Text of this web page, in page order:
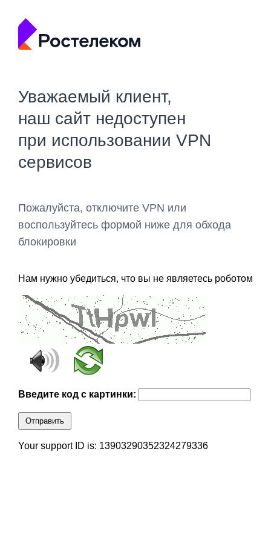
Уважаемый клиент,
наш сайт недоступен
при использовании VPN
сервисов
Пожалуйста, отключите VPN или
воспользуйтесь формой ниже для обхода
блокировки
Нам нужно убедиться, что вы не являетесь роботом
Введите код с картинки:
Отправить
Your support ID is: 13903290352324279336